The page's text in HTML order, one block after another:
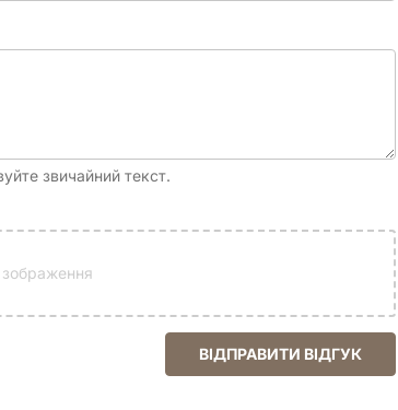
звичайний текст.
ВІДПРАВИТИ ВІДГУК